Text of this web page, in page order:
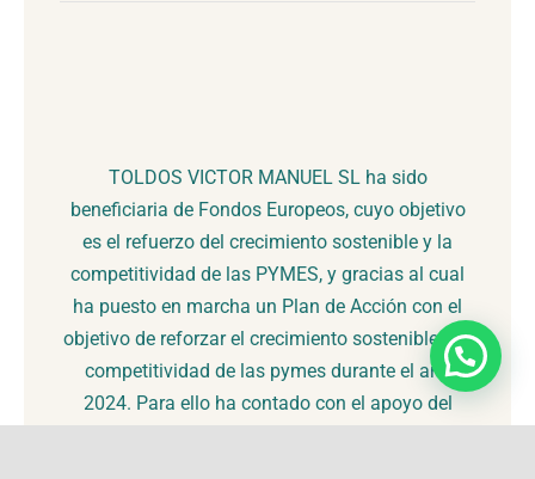
TOLDOS VICTOR MANUEL SL ha sido
beneficiaria de Fondos Europeos, cuyo objetivo
es el refuerzo del crecimiento sostenible y la
competitividad de las PYMES, y gracias al cual
ha puesto en marcha un Plan de Acción con el
objetivo de reforzar el crecimiento sostenible y la
competitividad de las pymes durante el año
2024. Para ello ha contado con el apoyo del